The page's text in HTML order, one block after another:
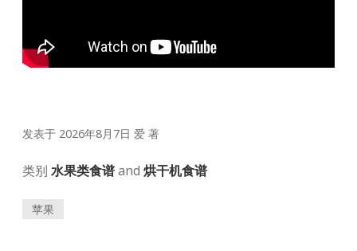
发表于 2026年8月7日 爱 著
类别 水果类食谱and 烘干机食谱
苹果